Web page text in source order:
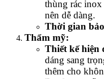
thùng rác
nên dễ dàng.
Thời gian
Thẩm mỹ:
Thiết kế hiện
dáng sang
thêm cho